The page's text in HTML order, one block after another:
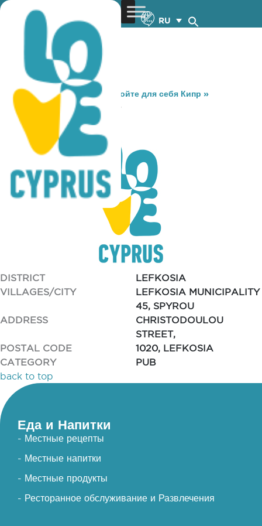
RU
You are here: Home »Откройте для себя Кипр »
Gastronomy
» SECRET PUB
SECRET PUB
DISTRICT
LEFKOSIA
VILLAGES/CITY
LEFKOSIA MUNICIPALITY
ADDRESS
45, SPYROU
CHRISTODOULOU
STREET,
POSTAL CODE
1020, LEFKOSIA
CATEGORY
PUB
back to top
Еда и Напитки
- Местные рецепты
- Местные напитки
- Местные продукты
- Ресторанное обслуживание и Развлечения